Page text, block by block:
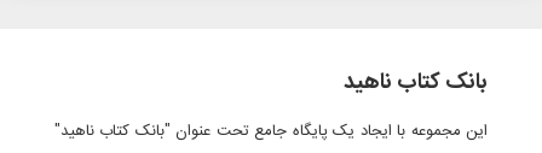
بانک کتاب ناهید
این مجموعه با ایجاد یک پایگاه جامع تحت عنوان "بانک کتاب ناهید"